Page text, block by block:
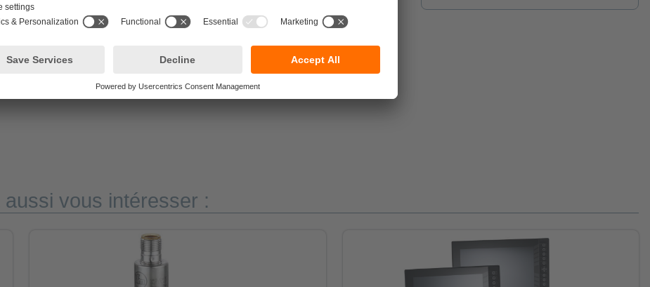
mises à jour logicielles.
d’informations ciblées
le système Mesh du transfert de données superflues, l’utilisateur peut
les données à transmettre via l’interface CANwireless.
vous intéresser :